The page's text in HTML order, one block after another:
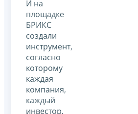
И на
площадке
БРИКС
создали
инструмент,
согласно
которому
каждая
компания,
каждый
инвестор,